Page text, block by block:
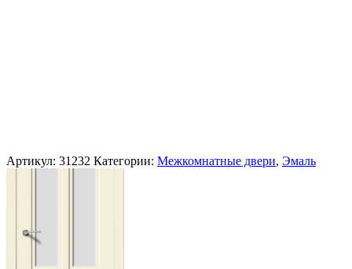
Артикул: 31232 Категории: Межкомнатные двери, Эмаль